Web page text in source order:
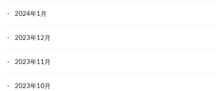
2024年1月
2023年12月
2023年11月
2023年10月